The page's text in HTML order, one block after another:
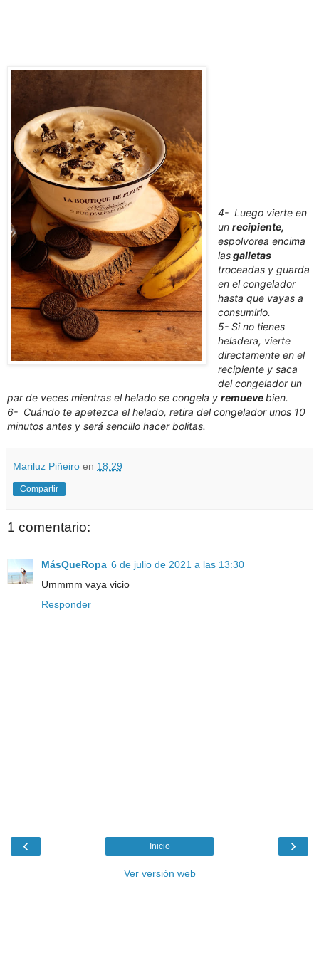
4- Luego vierte en
un recipiente,
espolvorea encima
lasgalletas
troceadas y guarda
en el congelador
hasta que vayas a
consumirlo.
5- Si no tienes
heladera, vierte
directamente en el
recipiente y saca
del congelador un
par de veces mientras el helado se congela y remuevebien.
6- Cuándo te apetezca el helado, retira del congelador unos 10
minutos antes y será sencillo hacer bolitas.
Mariluz Piñeiro en 18:29
Compartir
1 comentario:
MásQueRopa 6 de julio de 2021 a las 13:30
Ummmm vaya vicio
Responder
‹ ›
Inicio
Ver versión web